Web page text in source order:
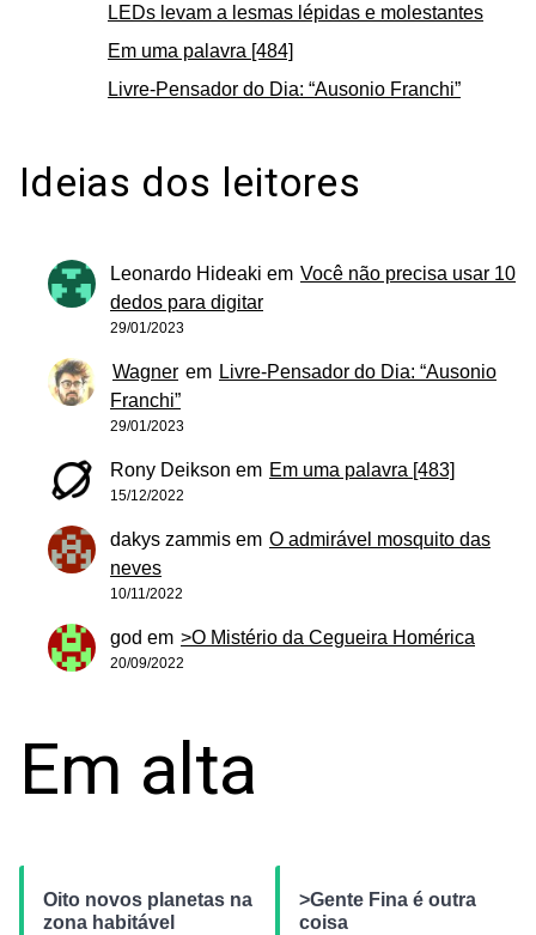
LEDs levam a lesmas lépidas e molestantes
Em uma palavra [484]
Livre-Pensador do Dia: “Ausonio Franchi”
Ideias dos leitores
Leonardo Hideaki em Você não precisa usar 10
dedos para digitar
29/01/2023
Wagner em Livre-Pensador do Dia: “Ausonio
Franchi”
29/01/2023
Rony Deikson em Em uma palavra [483]
15/12/2022
dakys zammis em O admirável mosquito das
neves
10/11/2022
god em >O Mistério da Cegueira Homérica
20/09/2022
Em alta
Oito novos planetas na
zona habitável
>Gente Fina é outra
coisa